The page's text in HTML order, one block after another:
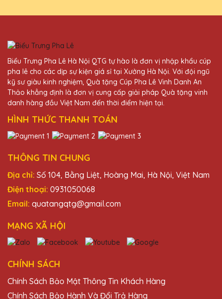
Sản phẩm của Quà Tặng Pha Lê QTG
thần lớn cho người nhận.
Ngô Thị Thanh
Đã nhận được kỷ niệm chương và rất ấn
Quà Tặng Pha Lê QTG!
Dương Văn Chương
27/11/2025
Cúp pha lê tại Quà Tặng Pha Lê QTG
không chỉ đẹp mà còn rất bền, xứng đáng
với giá trị của nó.
Hồ Văn Đạt
27/11/2025
Biểu Trưng Pha Lê Hà Nội QTG tự hào là đơn vị nhập khẩu cúp
pha lê cho các dịp sự kiện giá sỉ tại Xưởng Hà Nội. Với đội ngũ
kỹ sư giàu kinh nghiệm, Quà tặng Cúp Pha Lê Vinh Danh An
Thảo khẳng định là đơn vị cung cấp giải pháp Quà tặng vinh
danh hàng đầu Việt Nam đến thời điểm hiện tại.
HÌNH THỨC THANH TOÁN
THÔNG TIN CHUNG
Địa chỉ: Số 104, Bằng Liệt, Hoàng Mai, Hà Nội, Việt Nam
Điện thoại: 0931050068
Email: quatangqtg@gmail.com
MẠNG XÃ HỘI
CHÍNH SÁCH
Chính Sách Bảo Mật Thông Tin Khách Hàng
Chính Sách Bảo Hành Và Đổi Trả Hàng